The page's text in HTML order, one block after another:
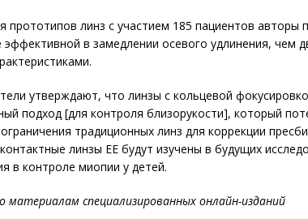
прототипов линз с участием 185 пациентов авторы
в замедлении осевого удлинения, чем
утверждают, что линзы с кольцевой
подход [для контроля близорукости], который
традиционных линз для коррекции
линзы EE будут изучены в будущих
в контроле миопии у детей.
материалам специализированных онлайн-изданий